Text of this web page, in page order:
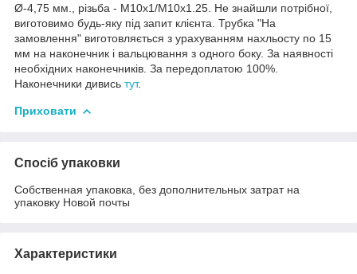
Ø-4,75 мм., різьба - М10х1/М10х1.25. Не знайшли потрібної,
виготовимо будь-яку під запит клієнта. Трубка "На
замовлення" виготовляється з урахуванням нахльосту по 15
мм на наконечник і вальцювання з одного боку. За наявності
необхідних наконечників. За передоплатою 100%.
Наконечники дивись тут.
Приховати
Спосіб упаковки
Собственная упаковка, без дополнительных затрат на
упаковку Новой почты
Характеристики